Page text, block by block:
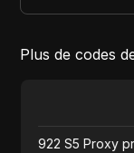
Plus de codes
922 S5 Proxy